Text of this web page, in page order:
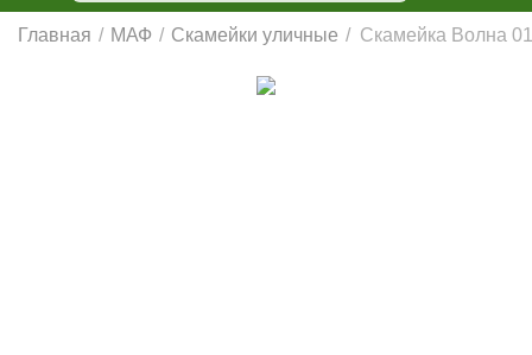
Главная / МАФ / Скамейки уличные / Скамейка Волна